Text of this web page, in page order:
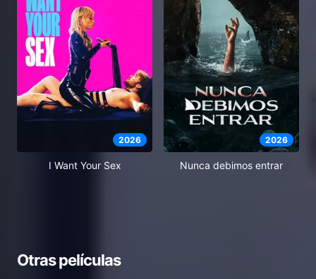
2026
I Want Your Sex
2026
Nunca debimos entrar
Otras películas